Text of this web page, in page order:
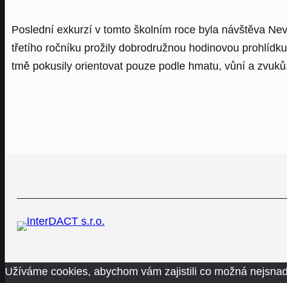
Poslední exkurzí v tomto školním roce byla návštěva
třetího ročníku prožily dobrodružnou hodinovou
tmě pokusily orientovat pouze podle hmatu, vůní a
Užíváme cookies, abychom vám zajistili co možná